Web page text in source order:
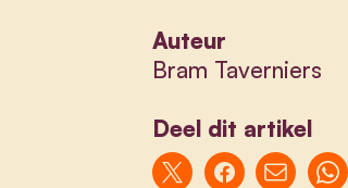
Auteur
Bram Taverniers
Deel dit artikel